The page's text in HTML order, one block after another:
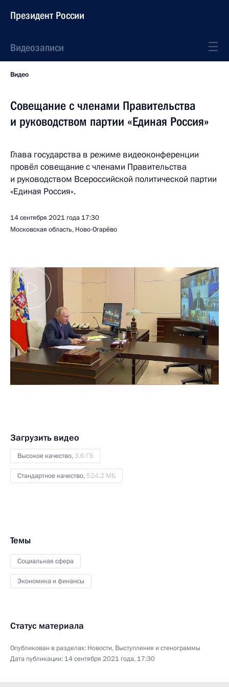
Президент России
Видеозаписи
Видео
Совещание с членами Правительства
и руководством партии «Единая Россия»
Глава государства в режиме видеоконференции
провёл совещание с членами Правительства
и руководством Всероссийской политической партии
«Единая Россия».
14 сентября 2021 года 17:30
Московская область, Ново-Огарёво
Загрузить видео
Высокое качество, 3.6 ГБ
Стандартное качество, 524.2 МБ
Темы
Социальная сфера
Экономика и финансы
Статус материала
Опубликован в разделах: Новости, Выступления и стенограммы
Дата публикации: 14 сентября 2021 года, 17:30